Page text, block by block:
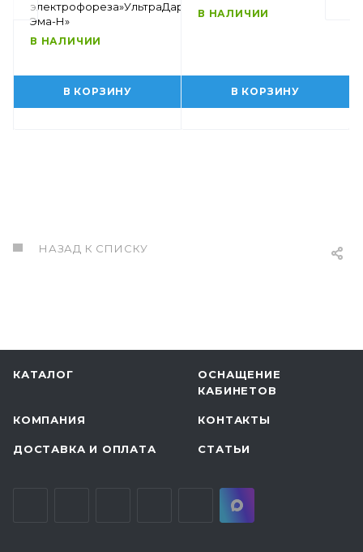
электрофореза»УльтраДар-
Эма-Н»
В НАЛИЧИИ
В КОРЗИНУ
В НАЛИЧИИ
В КОРЗИНУ
НАЗАД К СПИСКУ
КАТАЛОГ
ОСНАЩЕНИЕ
КАБИНЕТОВ
КОМПАНИЯ КОНТАКТЫ
ДОСТАВКА И ОПЛАТА СТАТЬИ